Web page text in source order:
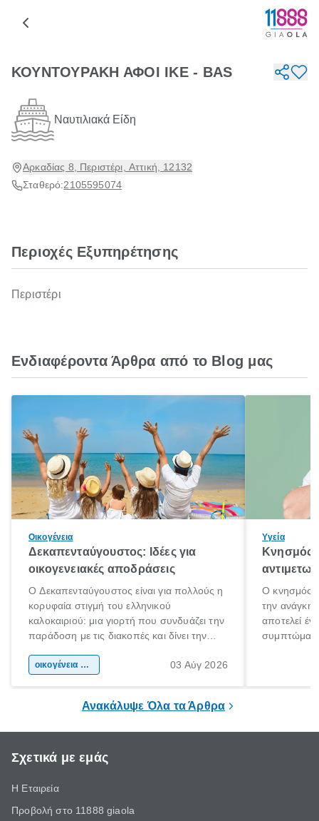
ΚΟΥΝΤΟΥΡΑΚΗ ΑΦΟΙ ΙΚΕ - BAS
Ναυτιλιακά Είδη
Αρκαδίας 8, Περιστέρι, Αττική, 12132
Σταθερό:2105595074
Περιοχές Εξυπηρέτησης
Περιστέρι
Ενδιαφέροντα Άρθρα από το Blog μας
Οικογένεια
Δεκαπενταύγουστος: Ιδέες για
οικογενειακές αποδράσεις
Ο Δεκαπενταύγουστος είναι για πολλούς η
κορυφαία στιγμή του ελληνικού
καλοκαιριού: μια γιορτή που συνδυάζει την
παράδοση με τις διακοπές και δίνει την
χώρας. Είτε πρόκειται για λίγες μέρες
οικογένεια & παιδί 03 Αύγ 2026
Υγεία
Κνησμός:
Ο κνησμός
την ανάγκη
αποτελεί
Ανακάλυψε Όλα τα Άρθρα
Σχετικά με εμάς
Η Εταιρεία
Προβολή στο 11888 giaola